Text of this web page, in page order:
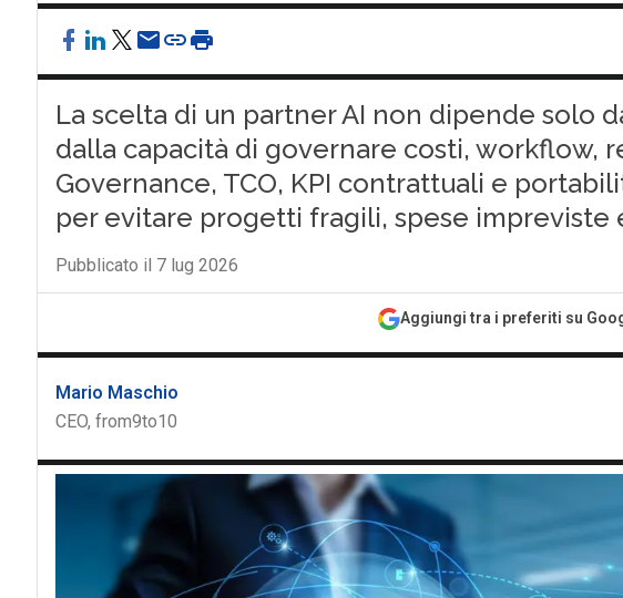
La scelta di un partner AI non dipende solo
dalla capacità di governare costi, workflow,
Governance, TCO, KPI contrattuali e
per evitare progetti fragili, spese impreviste
Pubblicato il 7 lug 2026
Aggiungi tra i preferiti su
Mario Maschio
CEO, from9to10